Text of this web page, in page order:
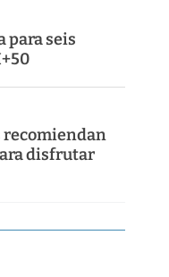
para seis
recomiendan
disfrutar